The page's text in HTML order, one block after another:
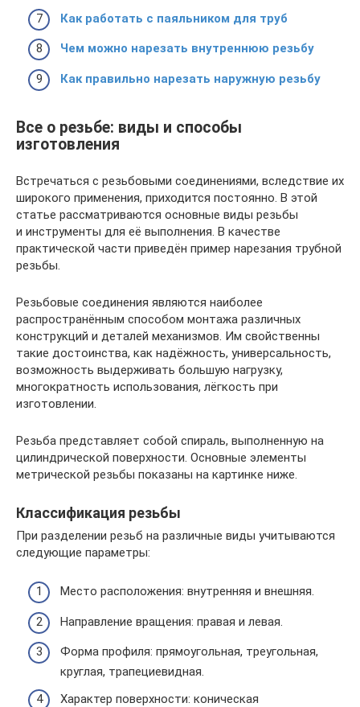
Как работать с паяльником для труб
Чем можно нарезать внутреннюю резьбу
Как правильно нарезать наружную резьбу
Все о резьбе: виды и способы
изготовления
Встречаться с резьбовыми соединениями, вследствие их
широкого применения, приходится постоянно. В этой
статье рассматриваются основные виды резьбы
и инструменты для её выполнения. В качестве
практической части приведён пример нарезания трубной
резьбы.
Резьбовые соединения являются наиболее
распространённым способом монтажа различных
конструкций и деталей механизмов. Им свойственны
такие достоинства, как надёжность, универсальность,
возможность выдерживать большую нагрузку,
многократность использования, лёгкость при
изготовлении.
Резьба представляет собой спираль, выполненную на
цилиндрической поверхности. Основные элементы
метрической резьбы показаны на картинке ниже.
Классификация резьбы
При разделении резьб на различные виды учитываются
следующие параметры:
Место расположения: внутренняя и внешняя.
Направление вращения: правая и левая.
Форма профиля: прямоугольная, треугольная,
круглая, трапециевидная.
Характер поверхности: коническая